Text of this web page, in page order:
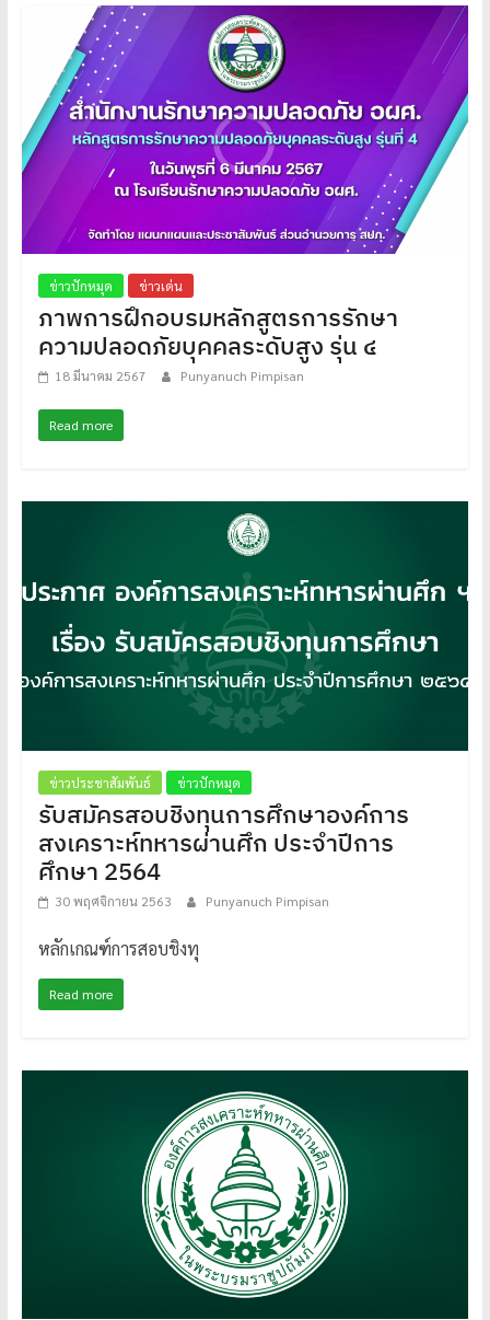
ข่าวปักหมุด ข่าวเด่น
ภาพการฝึกอบรมหลักสูตรการรักษา
ความปลอดภัยบุคคลระดับสูง รุ่น ๔
18 มีนาคม 2567 Punyanuch Pimpisan
Read more
ข่าวประชาสัมพันธ์ ข่าวปักหมุด
รับสมัครสอบชิงทุนการศึกษาองค์การ
สงเคราะห์ทหารผ่านศึก ประจำปีการ
ศึกษา 2564
30 พฤศจิกายน 2563 Punyanuch Pimpisan
หลักเกณฑ์การสอบชิงทุ
Read more